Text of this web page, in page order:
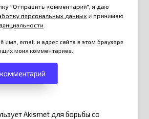
"Отправить комментарий", я даю
персональных данныхи принимаю
.
имя, email и адрес сайта в этом браузере
моих комментариев.
Akismet для борьбы со